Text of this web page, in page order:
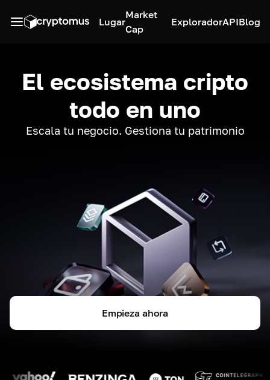
Lugar
Market
Cap
ExploradorAPIBlog
El ecosistema cripto
todo en uno
Escala tu negocio. Gestiona tu patrimonio
Empieza ahora